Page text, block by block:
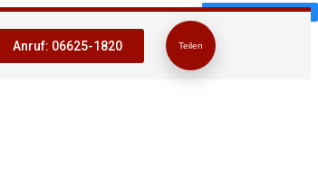
Anruf: 06625-1820 Teilen
ZU VERKAUFEN